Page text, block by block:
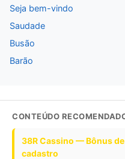
Seja bem-vindo
Saudade
Busão
Barão
CONTEÚDO
38R Cassino — Bônus
cadastro